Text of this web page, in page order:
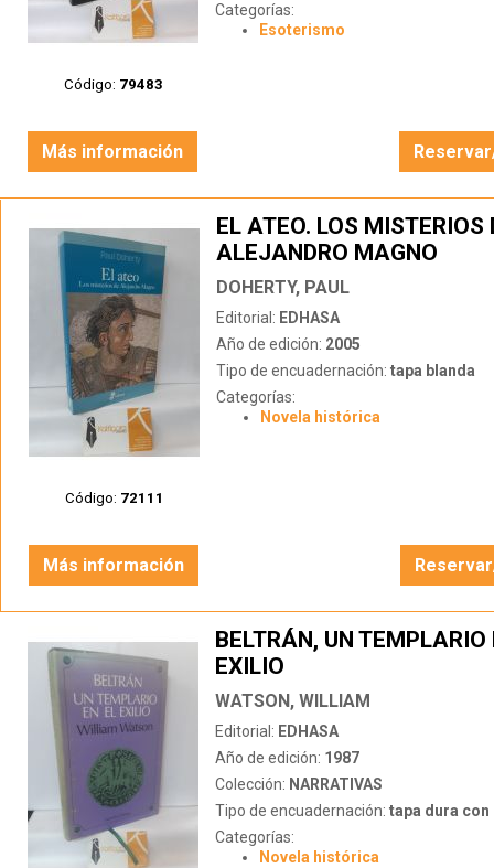
Código: 79483
Categorías:
Esoterismo
Más información
Código: 72111
EL ATEO. LOS MISTERIOS
ALEJANDRO MAGNO
DOHERTY, PAUL
Editorial: EDHASA
Año de edición: 2005
Tipo de encuadernación: tapa blanda
Categorías:
Novela histórica
Más información
BELTRÁN, UN TEMPLARIO
EXILIO
WATSON, WILLIAM
Editorial: EDHASA
Año de edición: 1987
Colección: NARRATIVAS
Tipo de encuadernación: tapa dura con
Categorías:
Novela histórica